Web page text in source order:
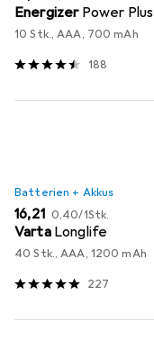
Energizer Power Plus
10 Stk., AAA, 700 mAh
188
Batterien + Akkus
EUR
16,21 EUR
0,40/1Stk.
Varta Longlife
40 Stk., AAA, 1200 mAh
227